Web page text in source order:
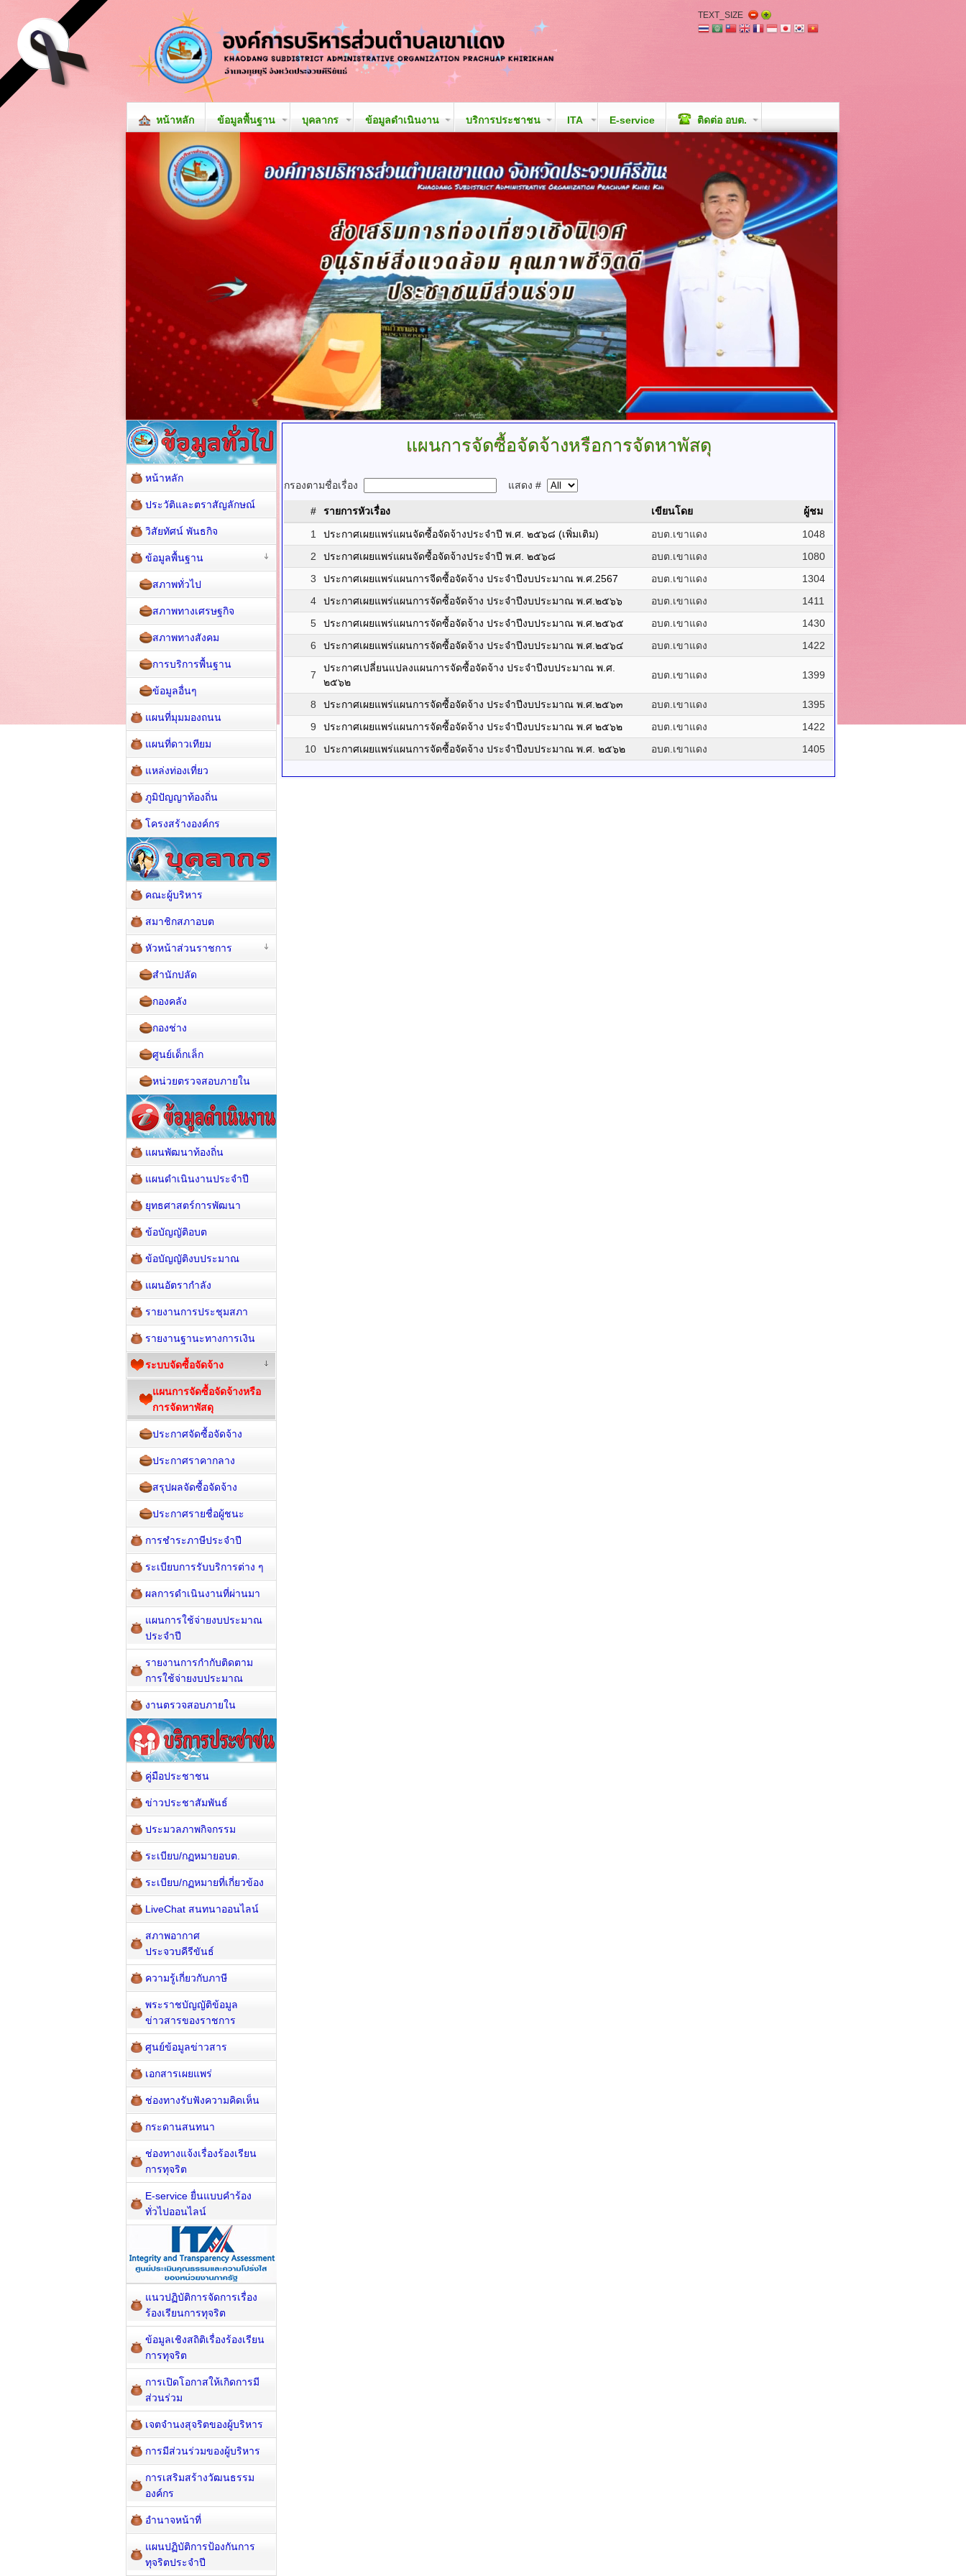
TEXT_SIZE
หน้าหลัก ข้อมูลพื้นฐาน บุคลากร ข้อมูลดำเนินงาน บริการประชาชน ITA E-service ติดต่อ อบต.
แผนการจัดซื้อจัดจ้างหรือการจัดหาพัสดุ
กรองตามชื่อเรื่อง แสดง #
# รายการหัวเรื่อง เขียนโดย
ผู้ชม
1
ประกาศเผยแพร่แผนจัดซื้อจัดจ้างประจำปี พ.ศ. ๒๕๖๘ (เพิ่มเติม) อบต.เขาแดง
1048
2
ประกาศเผยแพร่แผนจัดซื้อจัดจ้างประจำปี พ.ศ. ๒๕๖๘ อบต.เขาแดง
1080
3
ประกาศเผยแพร่แผนการจีดซื้อจัดจ้าง ประจำปีงบประมาณ พ.ศ.2567 อบต.เขาแดง
1304
4
ประกาศเผยแพร่แผนการจัดซื้อจัดจ้าง ประจำปีงบประมาณ พ.ศ.๒๕๖๖ อบต.เขาแดง
1411
5
ประกาศเผยแพร่แผนการจัดซื้อจัดจ้าง ประจำปีงบประมาณ พ.ศ.๒๕๖๕ อบต.เขาแดง
1430
6
ประกาศเผยแพร่แผนการจัดซื้อจัดจ้าง ประจำปีงบประมาณ พ.ศ.๒๕๖๔ อบต.เขาแดง 1422
7
ประกาศเปลี่ยนแปลงแผนการจัดซื้อจัดจ้าง ประจำปีงบประมาณ พ.ศ.
๒๕๖๒
อบต.เขาแดง 1399
8 ประกาศเผยแพร่แผนการจัดซื้อจัดจ้าง ประจำปีงบประมาณ พ.ศ.๒๕๖๓ อบต.เขาแดง
1395
9
ประกาศเผยแพร่แผนการจัดซื้อจัดจ้าง ประจำปีงบประมาณ พ.ศ ๒๕๖๒ อบต.เขาแดง
1422
10
ประกาศเผยแพร่แผนการจัดซื้อจัดจ้าง ประจำปีงบประมาณ พ.ศ. ๒๕๖๒ อบต.เขาแดง 1405
หน้าหลัก
ประวัติและตราสัญลักษณ์
วิสัยทัศน์ พันธกิจ
ข้อมูลพื้นฐาน
สภาพทั่วไป
สภาพทางเศรษฐกิจ
สภาพทางสังคม
การบริการพื้นฐาน
ข้อมูลอื่นๆ
แผนที่มุมมองถนน
แผนที่ดาวเทียม
แหล่งท่องเที่ยว
ภูมิปัญญาท้องถิ่น
โครงสร้างองค์กร
คณะผู้บริหาร
สมาชิกสภาอบต
หัวหน้าส่วนราชการ
สำนักปลัด
กองคลัง
กองช่าง
ศูนย์เด็กเล็ก
หน่วยตรวจสอบภายใน
แผนพัฒนาท้องถิ่น
แผนดำเนินงานประจำปี
ยุทธศาสตร์การพัฒนา
ข้อบัญญัติอบต
ข้อบัญญัติงบประมาณ
แผนอัตรากำลัง
รายงานการประชุมสภา
รายงานฐานะทางการเงิน
ระบบจัดซื้อจัดจ้าง
แผนการจัดซื้อจัดจ้างหรือ
การจัดหาพัสดุ
ประกาศจัดซื้อจัดจ้าง
ประกาศราคากลาง
สรุปผลจัดซื้อจัดจ้าง
ประกาศรายชื่อผู้ชนะ
การชำระภาษีประจำปี
ระเบียบการรับบริการต่าง ๆ
ผลการดำเนินงานที่ผ่านมา
แผนการใช้จ่ายงบประมาณ
ประจำปี
รายงานการกำกับติดตาม
การใช้จ่ายงบประมาณ
งานตรวจสอบภายใน
คู่มือประชาชน
ข่าวประชาสัมพันธ์
ประมวลภาพกิจกรรม
ระเบียบ/กฏหมายอบต.
ระเบียบ/กฏหมายที่เกี่ยวข้อง
LiveChat สนทนาออนไลน์
สภาพอากาศ
ประจวบคีรีขันธ์
ความรู้เกี่ยวกับภาษี
พระราชบัญญัติข้อมูล
ข่าวสารของราชการ
ศูนย์ข้อมูลข่าวสาร
เอกสารเผยแพร่
ช่องทางรับฟังความคิดเห็น
กระดานสนทนา
ช่องทางแจ้งเรื่องร้องเรียน
การทุจริต
E-service ยื่นแบบคำร้อง
ทั่วไปออนไลน์
แนวปฏิบัติการจัดการเรื่อง
ร้องเรียนการทุจริต
ข้อมูลเชิงสถิติเรื่องร้องเรียน
การทุจริต
การเปิดโอกาสให้เกิดการมี
ส่วนร่วม
เจตจำนงสุจริตของผู้บริหาร
การมีส่วนร่วมของผู้บริหาร
การเสริมสร้างวัฒนธรรม
องค์กร
อำนาจหน้าที่
แผนปฏิบัติการป้องกันการ
ทุจริตประจำปี